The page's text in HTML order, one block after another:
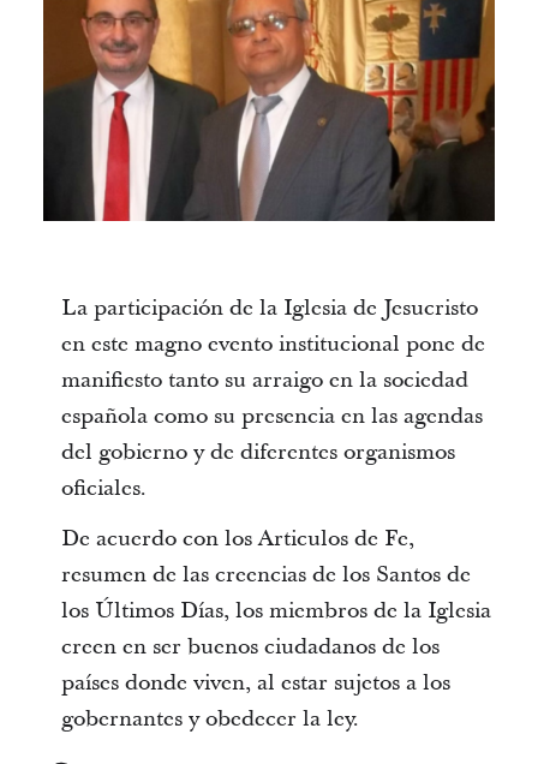
La participación de la Iglesia de Jesucristo
en este magno evento institucional pone de
manifiesto tanto su arraigo en la sociedad
española como su presencia en las agendas
del gobierno y de diferentes organismos
oficiales.
De acuerdo con los Articulos de Fe,
resumen de las creencias de los Santos de
los Últimos Días, los miembros de la Iglesia
creen en ser buenos ciudadanos de los
países donde viven, al estar sujetos a los
gobernantes y obedecer la ley.